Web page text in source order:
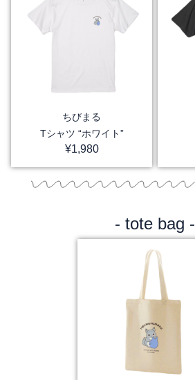
ちびまる
Tシャツ “ホワイト”
¥1,980
- tote bag -